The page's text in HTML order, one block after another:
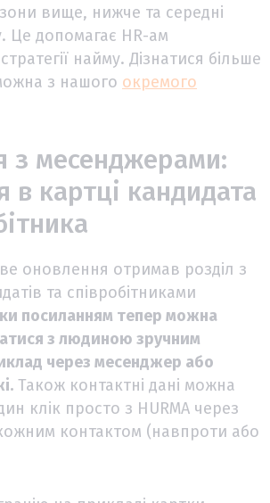
вище, нижче та середні
Це допомагає HR-ам
найму. Дізнатися більше
з нашого окремого
з месенджерами:
в картці кандидата
оновлення отримав розділ з
та співробітниками
посиланням тепер можна
з людиною зручним
через месенджер або
Також контактні дані можна
клік просто з HURMA через
контактом (навпроти або